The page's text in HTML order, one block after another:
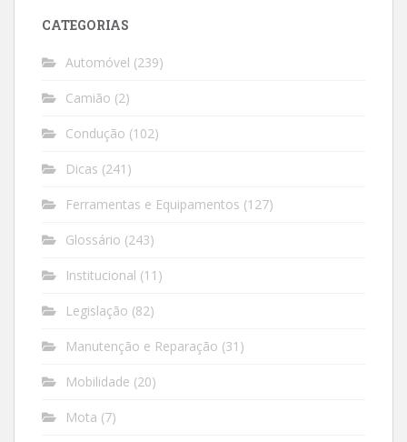
CATEGORIAS
Automóvel (239)
Camião (2)
Condução (102)
Dicas (241)
Ferramentas e Equipamentos (127)
Glossário (243)
Institucional (11)
Legislação (82)
Manutenção e Reparação (31)
Mobilidade (20)
Mota (7)